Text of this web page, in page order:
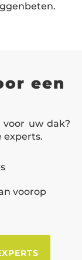
een
uw dak?
experts.
voorop